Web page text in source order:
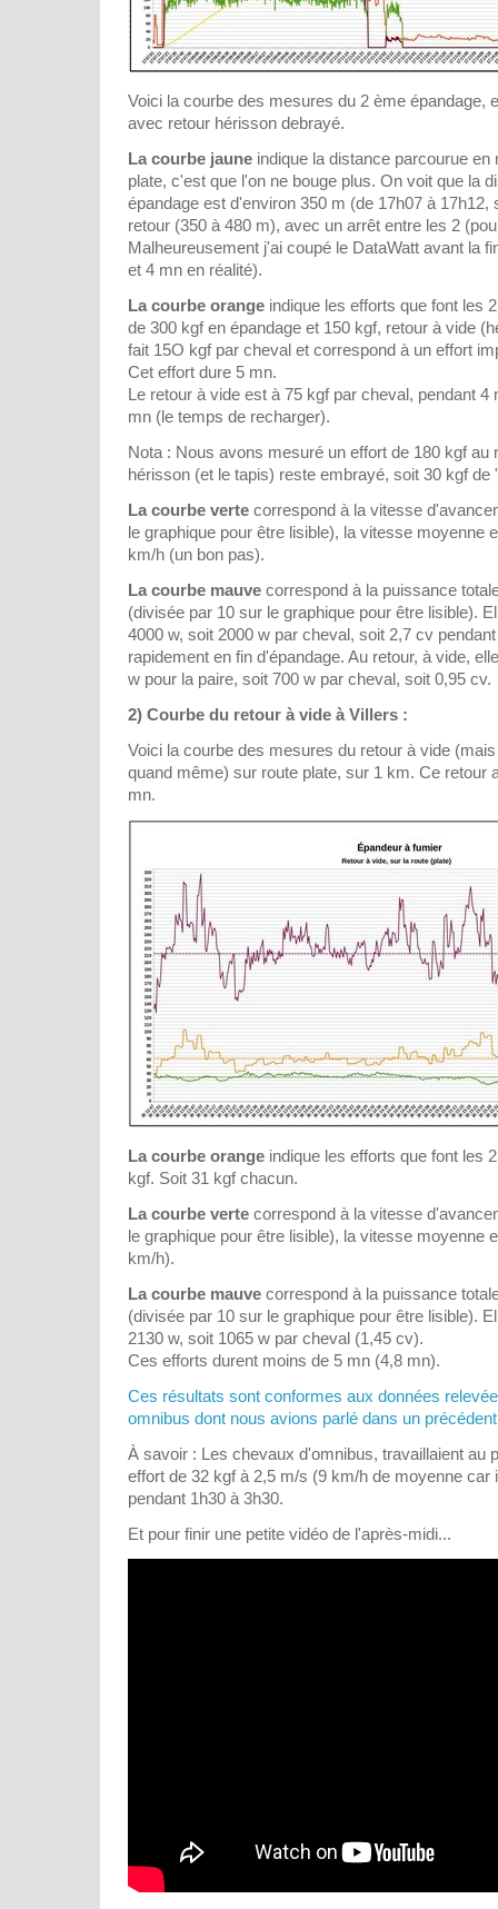
Voici la courbe des mesures du 2 ème épandage,
avec retour hérisson debrayé.
La courbe jaune indique la distance parcourue
plate, c'est que l'on ne bouge plus. On voit que la
épandage est d'environ 350 m (de 17h07 à 17h12,
retour (350 à 480 m), avec un arrêt entre les 2
Malheureusement j'ai coupé le DataWatt avant la
et 4 mn en réalité).
La courbe orange indique les efforts que font les
de 300 kgf en épandage et 150 kgf, retour à vide
fait 15O kgf par cheval et correspond à un effort
Cet effort dure 5 mn.
Le retour à vide est à 75 kgf par cheval, pendant 4
mn (le temps de recharger).
Nota : Nous avons mesuré un effort de 180 kgf au
hérisson (et le tapis) reste embrayé, soit 30 kgf de
La courbe verte correspond à la vitesse
le graphique pour être lisible), la vitesse moyenne
km/h (un bon pas).
La courbe mauve correspond à la puissance
(divisée par 10 sur le graphique pour être lisible).
4000 w, soit 2000 w par cheval, soit 2,7 cv
rapidement en fin d'épandage. Au retour, à vide,
w pour la paire, soit 700 w par cheval, soit 0,95 cv.
2) Courbe du retour à vide à Villers :
Voici la courbe des mesures du retour à vide
quand même) sur route plate, sur 1 km. Ce retour
mn.
La courbe orange indique les efforts que font les
kgf. Soit 31 kgf chacun.
La courbe verte correspond à la vitesse
le graphique pour être lisible), la vitesse moyenne
km/h).
La courbe mauve correspond à la puissance
(divisée par 10 sur le graphique pour être lisible).
2130 w, soit 1065 w par cheval (1,45 cv).
Ces efforts durent moins de 5 mn (4,8 mn).
Ces résultats sont conformes aux données
omnibus dont nous avions parlé dans un
À savoir : Les chevaux d'omnibus, travaillaient au
effort de 32 kgf à 2,5 m/s (9 km/h de moyenne car
pendant 1h30 à 3h30.
Et pour finir une petite vidéo de l'après-midi...